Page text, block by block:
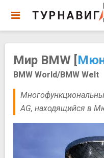
Мир BMW [
BMW World/BMW Welt
AG, находящийся в